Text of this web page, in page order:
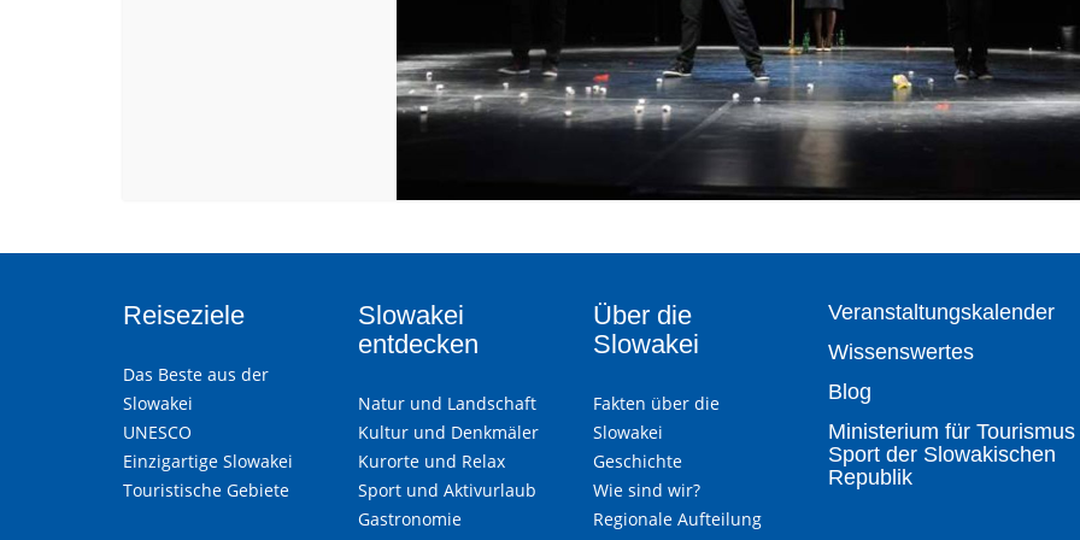
Reiseziele
Das Beste aus der
Slowakei
UNESCO
Einzigartige Slowakei
Touristische Gebiete
Slowakei
entdecken
Natur und Landschaft
Kultur und Denkmäler
Kurorte und Relax
Sport und Aktivurlaub
Gastronomie
Über die
Slowakei
Fakten über die
Slowakei
Geschichte
Wie sind wir?
Regionale Aufteilung
Veranstaltungskalender
Wissenswertes
Blog
Ministerium für
Sport der Slowakischen
Republik